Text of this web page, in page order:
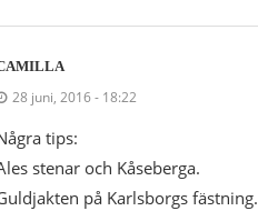
28 juni, 2016 - 18:22
tips:
stenar och Kåseberga.
på Karlsborgs fästning.